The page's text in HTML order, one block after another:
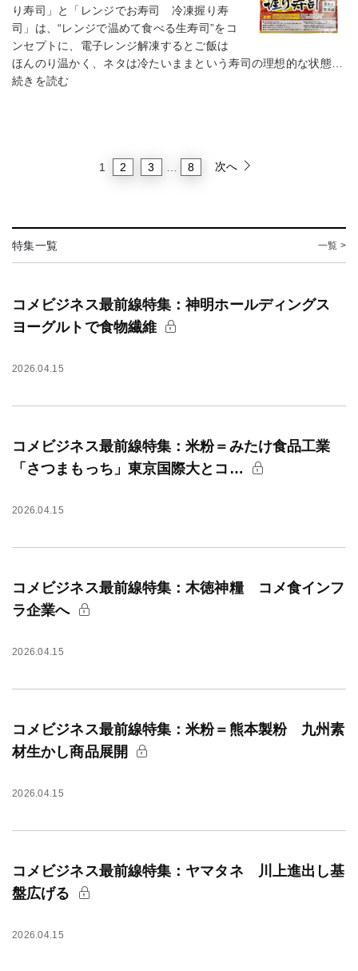
り寿司」と「レンジでお寿司 冷凍握り寿
司」は、“レンジで温めて食べる生寿司”をコ
ンセプトに、電子レンジ解凍するとご飯は
ほんのり温かく、ネタは冷たいままという寿司の理想的な状態…
続きを読む
1 2 3 8 次へ
特集一覧 一覧 >
コメビジネス最前線特集：神明ホールディングス
ヨーグルトで食物繊維
2026.04.15
コメビジネス最前線特集：米粉＝みたけ食品工業
「さつまもっち」東京国際大とコ…
2026.04.15
コメビジネス最前線特集：木徳神糧 コメ食インフ
ラ企業へ
2026.04.15
コメビジネス最前線特集：米粉＝熊本製粉 九州素
材生かし商品展開
2026.04.15
コメビジネス最前線特集：ヤマタネ 川上進出し基
盤広げる
2026.04.15